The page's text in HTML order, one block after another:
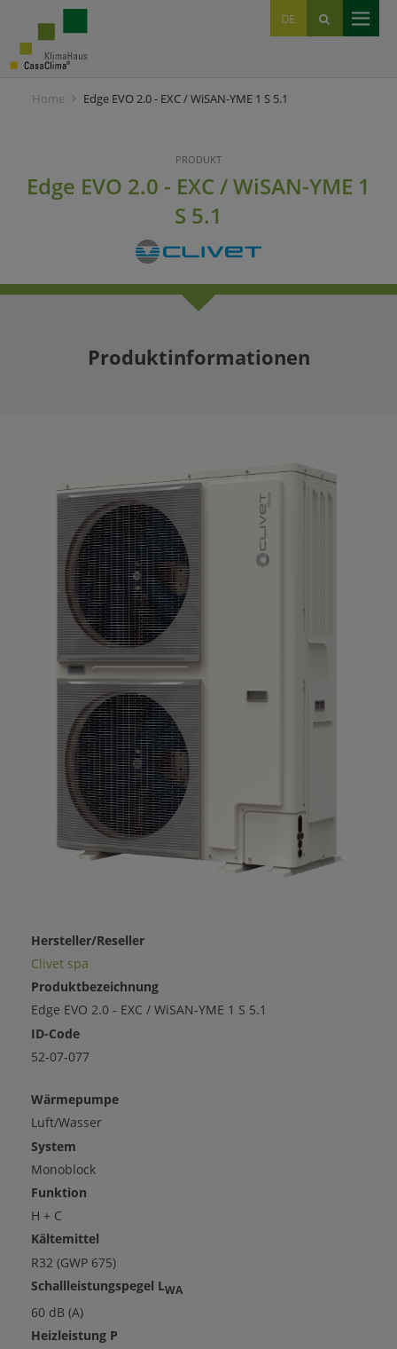
DE
IT
EN
Home Edge EVO 2.0 - EXC / WiSAN-YME 1 S 5.1
PRODUKT
Edge EVO 2.0 - EXC / WiSAN-YME 1
S 5.1
Produktinformationen
Hersteller/Reseller
Clivet spa
Produktbezeichnung
Edge EVO 2.0 - EXC / WiSAN-YME 1 S 5.1
ID-Code
52-07-077
Wärmepumpe
Luft/Wasser
System
Monoblock
Funktion
H + C
Kältemittel
R32 (GWP 675)
Schallleistungspegel LWA
60 dB (A)
Heizleistung P